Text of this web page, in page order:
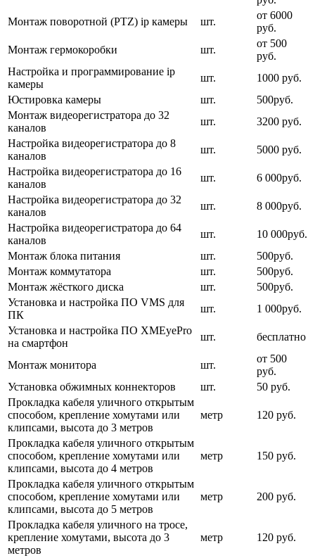
Монтаж поворотной (PTZ) ip камеры
шт.
от 6000
руб.
Монтаж гермокоробки
шт.
от 500
руб.
Настройка и программирование ip
камеры
шт.
1000 руб.
Юстировка камеры
шт.
500руб.
Монтаж видеорегистратора до 32
каналов
шт.
3200 руб.
Настройка видеорегистратора до 8
каналов
шт.
5000 руб.
Настройка видеорегистратора до 16
каналов
шт.
6 000руб.
Настройка видеорегистратора до 32
каналов
шт.
8 000руб.
Настройка видеорегистратора до 64
каналов
шт.
10 000руб.
Монтаж блока питания
шт.
500руб.
Монтаж коммутатора
шт.
500руб.
Монтаж жёсткого диска
шт.
500руб.
Установка и настройка ПО VMS для
ПК
шт.
1 000руб.
Установка и настройка ПО XMEyePro
на смартфон
шт. бесплатно
Монтаж монитора шт.
от 500
руб.
Установка обжимных коннекторов
шт.
50 руб.
Прокладка кабеля уличного открытым
способом, крепление хомутами или
клипсами, высота до 3 метров
метр 120 руб.
Прокладка кабеля уличного открытым
способом, крепление хомутами или
клипсами, высота до 4 метров
метр 150 руб.
Прокладка кабеля уличного открытым
способом, крепление хомутами или
клипсами, высота до 5 метров
метр 200 руб.
Прокладка кабеля уличного на тросе,
крепление хомутами, высота до 3
метров
метр 120 руб.